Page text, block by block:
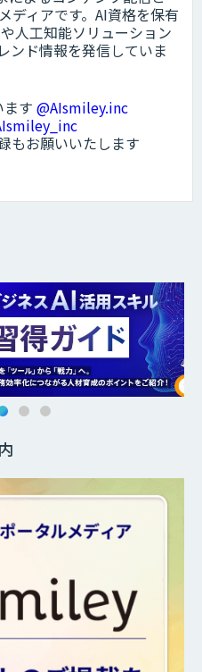
ディアです。AI資格を保有
人工知能ソリューション
ンド情報を発信していま
ます @AIsmiley.inc
もお願いいたします